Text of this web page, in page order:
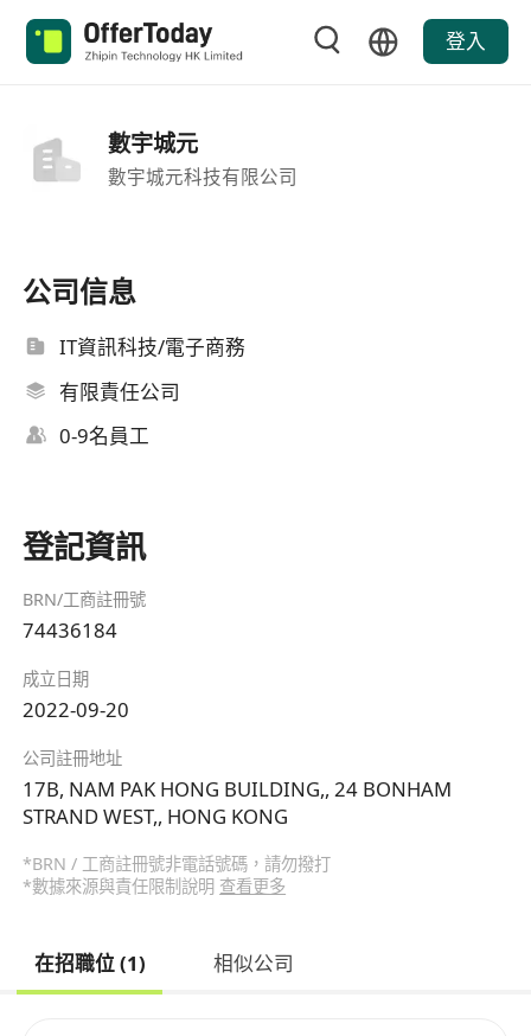
登入
數宇城元
數宇城元科技有限公司
公司信息
IT資訊科技/電子商務
有限責任公司
0-9名員工
登記資訊
BRN/工商註冊號
74436184
成立日期
2022-09-20
公司註冊地址
17B, NAM PAK HONG BUILDING,, 24 BONHAM
STRAND WEST,, HONG KONG
*BRN / 工商註冊號非電話號碼，請勿撥打
*數據來源與責任限制說明 查看更多
在招職位 (1) 相似公司